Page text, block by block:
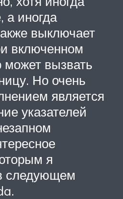
а иногда
выключает
включенном
вызвать
Но очень
является
указателей
я
следующем